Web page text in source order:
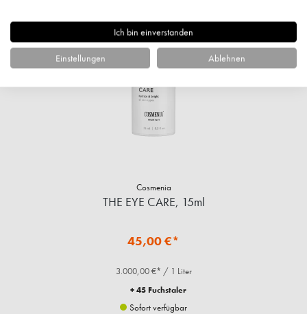
Cosmenia
THE EYE CARE, 15ml
45,00 €*
3.000,00 €* / 1 Liter
+ 45 Fuchstaler
Sofort verfügbar
Ich bin einverstanden
Einstellungen Ablehnen